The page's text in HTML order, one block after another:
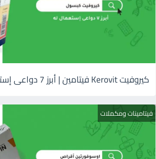
كيروفيت Kerovit فيتامين | أبرز 7 دواعى إستعمال له
فيتامينات ومكملات